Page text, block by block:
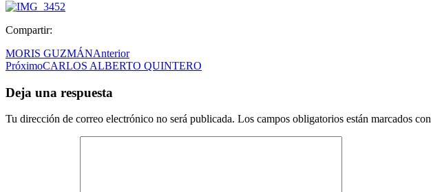
Compartir:
MORIS GUZMÁNAnterior
PróximoCARLOS ALBERTO QUINTERO
Deja una respuesta
Tu dirección de correo electrónico no será publicada. Los campos obligatorios están marcados con